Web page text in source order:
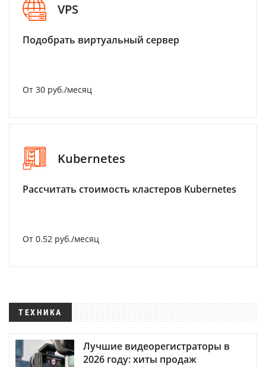
VPS
Подобрать виртуальный сервер
От 30 руб./месяц
Kubernetes
Рассчитать стоимость кластеров Kubernetes
От 0.52 руб./месяц
ТЕХНИКА
Лучшие видеорегистраторы в
2026 году: хиты продаж